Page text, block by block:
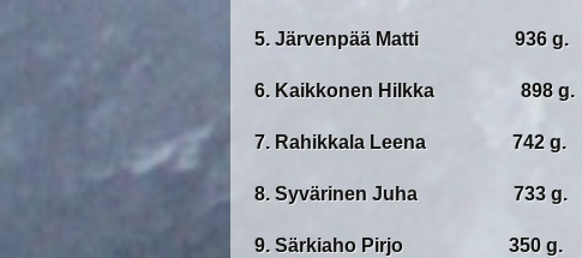
5. Järvenpää Matti 936 g.
6. Kaikkonen Hilkka 898 g.
7. Rahikkala Leena 742 g.
8. Syvärinen Juha 733 g.
9. Särkiaho Pirjo 350 g.